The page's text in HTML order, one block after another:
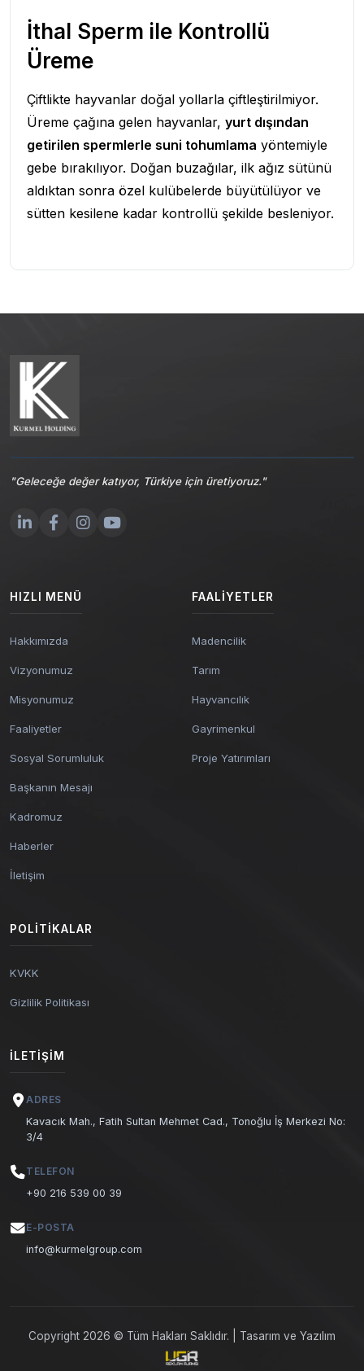
İthal Sperm ile Kontrollü
Üreme
Çiftlikte hayvanlar doğal yollarla çiftleştirilmiyor.
Üreme çağına gelen hayvanlar, yurt dışından
getirilen spermlerle suni tohumlama yöntemiyle
gebe bırakılıyor. Doğan buzağılar, ilk ağız sütünü
aldıktan sonra özel kulübelerde büyütülüyor ve
sütten kesilene kadar kontrollü şekilde besleniyor.
"Geleceğe değer katıyor, Türkiye için üretiyoruz."
HIZLI MENÜ
Hakkımızda
Vizyonumuz
Misyonumuz
Faaliyetler
Sosyal Sorumluluk
Başkanın Mesajı
Kadromuz
Haberler
İletişim
FAALIYETLER
Madencilik
Tarım
Hayvancılık
Gayrimenkul
Proje Yatırımları
POLITIKALAR
KVKK
Gizlilik Politikası
İLETIŞIM
ADRES
Kavacık Mah., Fatih Sultan Mehmet Cad., Tonoğlu İş Merkezi No:
3/4
TELEFON
+90 216 539 00 39
E-POSTA
info@kurmelgroup.com
Copyright 2026 © Tüm Hakları Saklıdır. | Tasarım ve Yazılım